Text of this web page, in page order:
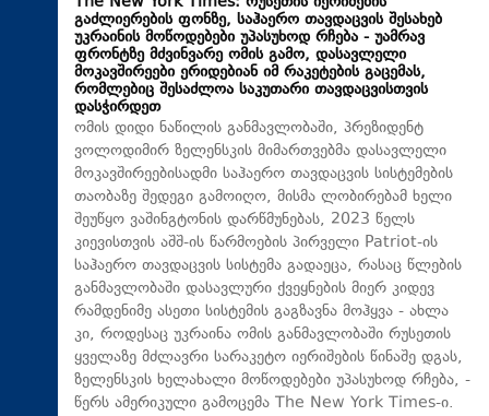
გაძლიერების ფონზე, საჰაერო თავდაცვის შესახებ
უკრაინის მოწოდებები უპასუხოდ რჩება - უამრავ
ფრონტზე მძვინვარე ომის გამო, დასავლელი
მოკავშირეები ერიდებიან იმ რაკეტების გაცემას,
რომლებიც შესაძლოა საკუთარი თავდაცვისთვის
დასჭირდეთ
ომის დიდი ნაწილის განმავლობაში, პრეზიდენტ
ვოლოდიმირ ზელენსკის მიმართვებმა დასავლელი
მოკავშირეებისადმი საჰაერო თავდაცვის სისტემების
თაობაზე შედეგი გამოიღო, მისმა ლობირებამ ხელი
შეუწყო ვაშინგტონის დარწმუნებას, 2023 წელს
კიევისთვის აშშ-ის წარმოების პირველი Patriot-ის
საჰაერო თავდაცვის სისტემა გადაეცა, რასაც წლების
განმავლობაში დასავლური ქვეყნების მიერ კიდევ
რამდენიმე ასეთი სისტემის გაგზავნა მოჰყვა - ახლა
კი, როდესაც უკრაინა ომის განმავლობაში რუსეთის
ყველაზე მძლავრი სარაკეტო იერიშების წინაშე დგას,
ზელენსკის ხელახალი მოწოდებები უპასუხოდ რჩება, -
წერს ამერიკული გამოცემა The New York Times-ი.